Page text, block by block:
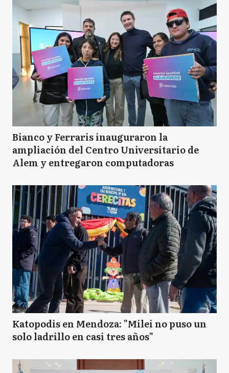
Ads
TE PUEDE INTERESAR
Bianco y Ferraris inauguraron la
ampliación del Centro Universitario de
Alem y entregaron computadoras